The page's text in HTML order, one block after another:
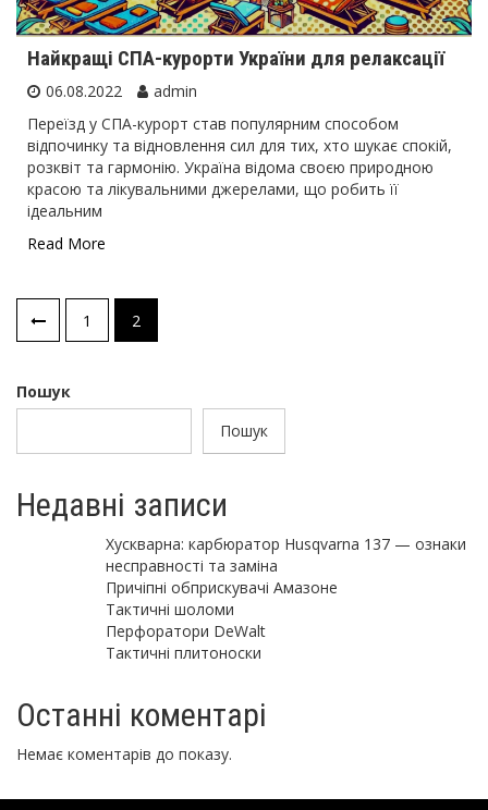
Найкращі СПА-курорти України для релаксації
06.08.2022
admin
Переїзд у СПА-курорт став популярним способом
відпочинку та відновлення сил для тих, хто шукає спокій,
розквіт та гармонію. Україна відома своєю природною
красою та лікувальними джерелами, що робить її
ідеальним
Read More
Пагінація
записів
1 2
Пошук
Пошук
Недавні записи
Хускварна: карбюратор Husqvarna 137 — ознаки
несправності та заміна
Причіпні обприскувачі Амазоне
Тактичні шоломи
Перфоратори DeWalt
Тактичні плитоноски
Останні коментарі
Немає коментарів до показу.